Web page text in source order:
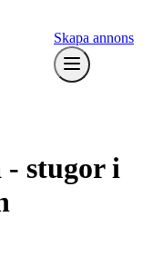
Skapa annons
- stugor i